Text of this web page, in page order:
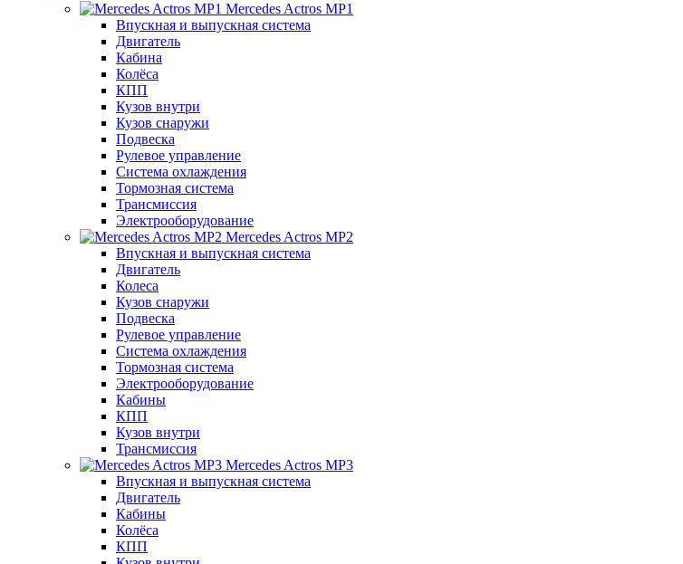
Mercedes Actros MP1
Впускная и выпускная система
Двигатель
Кабина
Колёса
КПП
Кузов внутри
Кузов снаружи
Подвеска
Рулевое управление
Система охлаждения
Тормозная система
Трансмиссия
Электрооборудование
Mercedes Actros MP2
Впускная и выпускная система
Двигатель
Колеса
Кузов снаружи
Подвеска
Рулевое управление
Система охлаждения
Тормозная система
Электрооборудование
Кабины
КПП
Кузов внутри
Трансмиссия
Mercedes Actros MP3
Впускная и выпускная система
Двигатель
Кабины
Колёса
КПП